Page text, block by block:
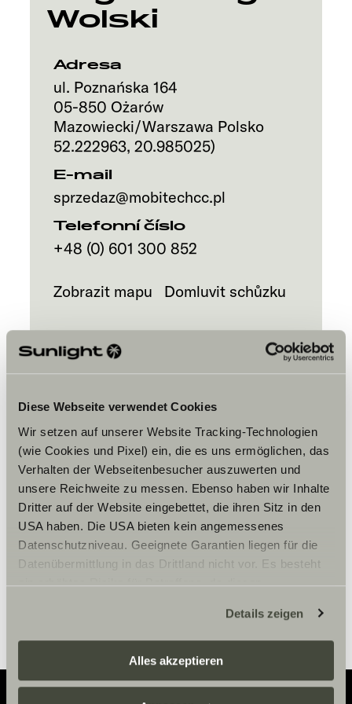
Diese Webseite verwendet Cookies
Wir setzen auf unserer Website Tracking-Technologien
(wie Cookies und Pixel) ein, die es uns ermöglichen, das
Verhalten der Webseitenbesucher auszuwerten und
unsere Reichweite zu messen. Ebenso haben wir Inhalte
Dritter auf der Website eingebettet, die ihren Sitz in den
USA haben. Die USA bieten kein angemessenes
Datenschutzniveau. Geeignete Garantien liegen für die
Datenübermittlung in das Drittland nicht vor. Es besteht
ein erhöhtes Risiko für Betroffene, da diesen
zustehen. Eingesetzte Dienstleister können Daten für
eigene Zwecke verarbeiten und mit anderen Daten
zusammenführen. Weitere Informationen finden Sie hier:
Datenschutzerklärung
Details zeigen
Alles akzeptieren
Wolski
Adresa
ul. Poznańska 164
05-850 Ożarów
Mazowiecki/Warszawa Polsko
52.222963, 20.985025)
E-mail
sprzedaz@mobitechcc.pl
Telefonní číslo
+48 (0) 601 300 852
Zobrazit mapu Domluvit schůzku
Chcete-li zobrazit obsah, přijměte
marketingové soubory cookie.
Nastavení souborů cookie